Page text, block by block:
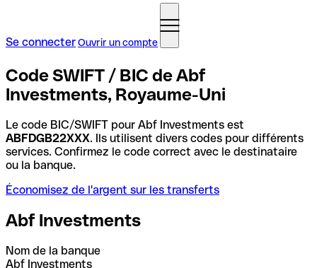
Se connecterOuvrir un compte
Code SWIFT / BIC de Abf
Investments, Royaume-Uni
Le code BIC/SWIFT pour Abf Investments est
ABFDGB22XXX. Ils utilisent divers codes pour différents
services. Confirmez le code correct avec le destinataire
ou la banque.
Économisez de l'argent sur les transferts
Abf Investments
Nom de la banque
Abf Investments